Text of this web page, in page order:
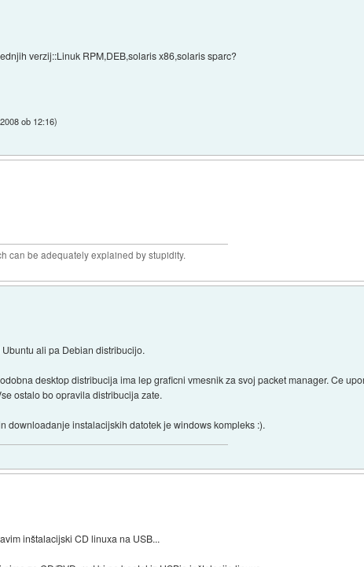
verzij::Linuk RPM,DEB,solaris x86,solaris sparc?
ob 12:16)
can be adequately explained by stupidity.
ali pa Debian distribucijo.
desktop distribucija ima lep graficni vmesnik za svoj packet manager. Ce
ostalo bo opravila distribucija zate.
downloadanje instalacijskih datotek je windows kompleks :).
inštalacijski CD linuxa na USB...